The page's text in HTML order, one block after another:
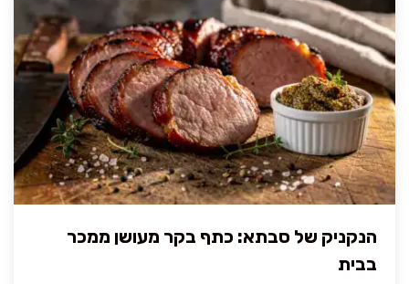
הנקניק של סבתא: כתף בקר מעושן ממכר
בבית